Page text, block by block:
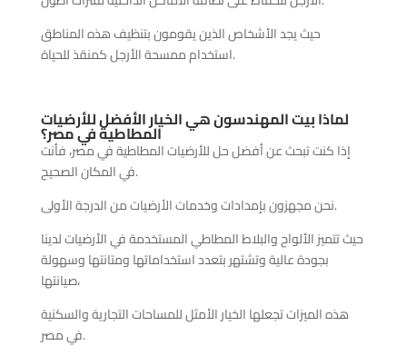
حيث يجد الأشخاص الذين يقومون بتنظيف هذه المناطق
استخدام ممسحة الأرجل كمنقذ للحياة.
لماذا بيت المهندسون هي الخيار الأفضل للأرضيات
المطاطية في مصر؟
إذا كنت تبحث عن أفضل حل للأرضيات المطاطية في مصر، فأنت
في المكان الصحيح.
نحن مجهزون بإمدادات وخدمات الأرضيات من الدرجة الأولى.
حيث تتميز الألواح والبلاط المطاطي المستخدمة في الأرضيات لدينا
بجودة عالية وتشتهر بتعدد استخداماتها ومتانتها وسهولة
صيانتها،
هذه الميزات تجعلها الخيار الأمثل للمساحات التجارية والسكنية
في مصر.